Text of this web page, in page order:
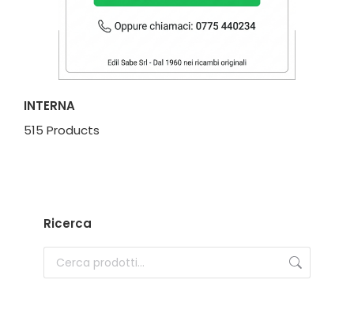
INTERNA
515 Products
Ricerca